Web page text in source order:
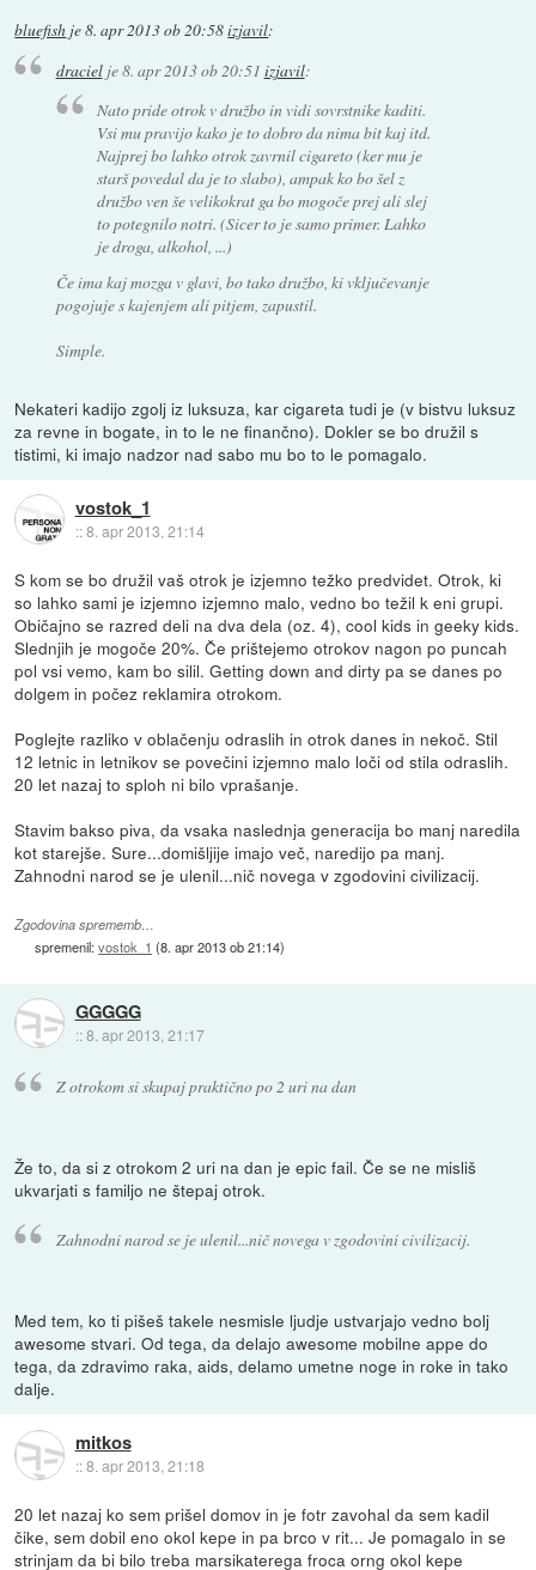
bluefish je8. apr 2013 ob 20:58izjavil:
dracielje8. apr 2013 ob 20:51 izjavil:
Nato pride otrok v družbo in vidi sovrstnike kaditi.
Vsi mu pravijo kako je to dobro da nima bit kaj itd.
Najprej bo lahko otrok zavrnil cigareto (ker mu je
starš povedal da je to slabo), ampak ko bo šel z
družbo ven še velikokrat ga bo mogoče prej ali slej
to potegnilo notri. (Sicer to je samo primer. Lahko
je droga, alkohol, ...)
Če ima kaj mozga v glavi, bo tako družbo, ki vključevanje
pogojuje s kajenjem ali pitjem, zapustil.
Simple.
Nekateri kadijo zgolj iz luksuza, kar cigareta tudi je (v bistvu luksuz
za revne in bogate, in to le ne finančno). Dokler se bo družil s
tistimi, ki imajo nadzor nad sabo mu bo to le pomagalo.
vostok_1
::8. apr 2013, 21:14
S kom se bo družil vaš otrok je izjemno težko predvidet. Otrok, ki
so lahko sami je izjemno izjemno malo, vedno bo težil k eni grupi.
Običajno se razred deli na dva dela (oz. 4), cool kids in geeky kids.
Slednjih je mogoče 20%. Če prištejemo otrokov nagon po puncah
pol vsi vemo, kam bo silil. Getting down and dirty pa se danes po
dolgem in počez reklamira otrokom.
Poglejte razliko v oblačenju odraslih in otrok danes in nekoč. Stil
12 letnic in letnikov se povečini izjemno malo loči od stila odraslih.
20 let nazaj to sploh ni bilo vprašanje.
Stavim bakso piva, da vsaka naslednja generacija bo manj naredila
kot starejše. Sure...domišljije imajo več, naredijo pa manj.
Zahnodni narod se je ulenil...nič novega v zgodovini civilizacij.
Zgodovina sprememb…
spremenil:vostok_1 (8. apr 2013 ob 21:14)
GGGGG
::8. apr 2013, 21:17
Z otrokom si skupaj praktično po 2 uri na dan
Že to, da si z otrokom 2 uri na dan je epic fail. Če se ne misliš
ukvarjati s familjo ne štepaj otrok.
Zahnodni narod se je ulenil...nič novega v zgodovini civilizacij.
Med tem, ko ti pišeš takele nesmisle ljudje ustvarjajo vedno bolj
awesome stvari. Od tega, da delajo awesome mobilne appe do
tega, da zdravimo raka, aids, delamo umetne noge in roke in tako
dalje.
mitkos
::8. apr 2013, 21:18
20 let nazaj ko sem prišel domov in je fotr zavohal da sem kadil
čike, sem dobil eno okol kepe in pa brco v rit... Je pomagalo in se
strinjam da bi bilo treba marsikaterega froca orng okol kepe